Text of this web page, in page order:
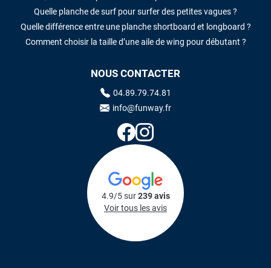
Quelle planche de surf pour surfer des petites vagues ?
Quelle différence entre une planche shortboard et longboard ?
Comment choisir la taille d’une aile de wing pour débutant ?
NOUS CONTACTER
04.89.79.74.81
info@funway.fr
4.9/5 sur239 avis
Voir tous les avis